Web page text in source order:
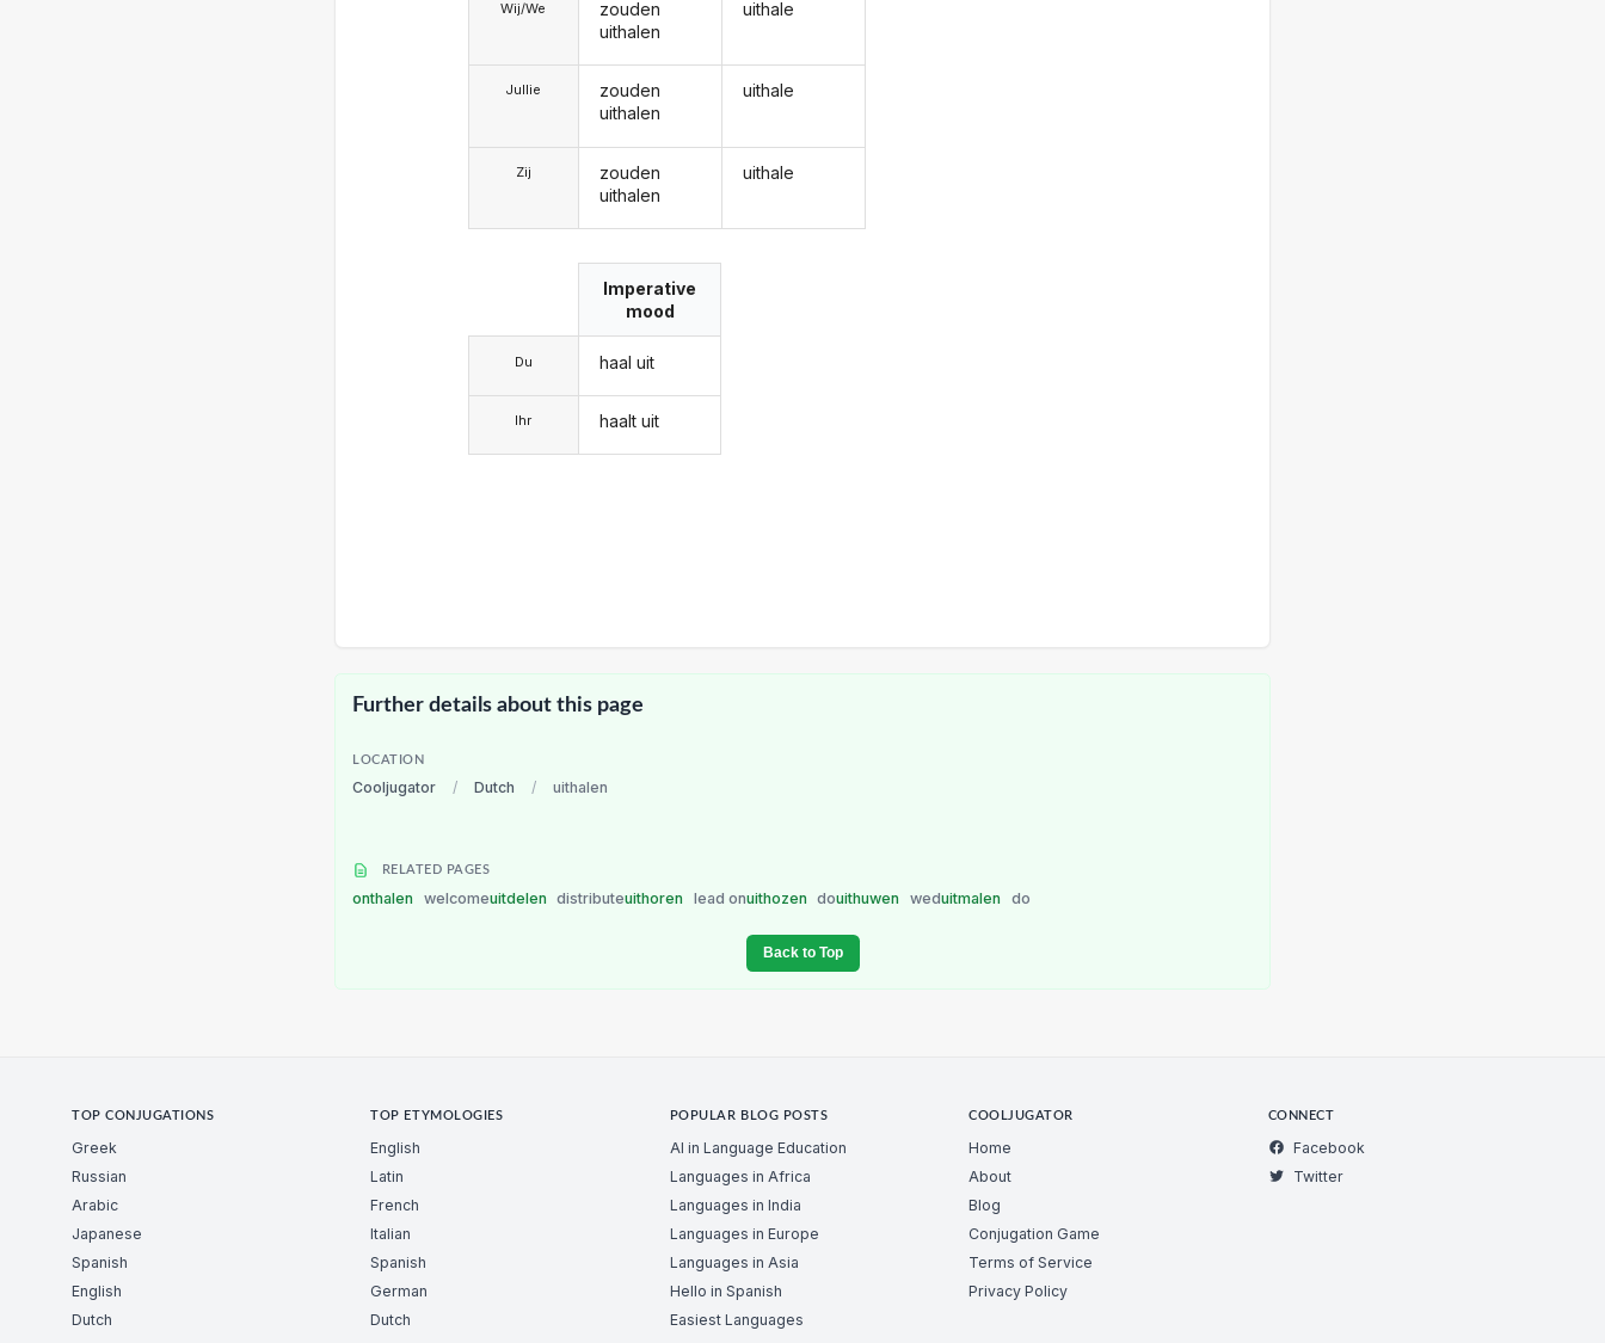
Wij/We
Jullie
Zij
zouden
uithalen
zouden
uithalen
zouden
uithalen
uithale
uithale
uithale
Du
Ihr
Imperative
mood
haal uit
haalt uit
Further details about this page
LOCATION
Cooljugator / Dutch / uithalen
RELATED PAGES
onthalen welcomeuitdelen distributeuithoren lead onuithozen douithuwen weduitmalen do
Back to Top
TOP CONJUGATIONS
Greek
Russian
Arabic
Japanese
Spanish
English
Dutch
TOP ETYMOLOGIES
English
Latin
French
Italian
Spanish
German
Dutch
POPULAR BLOG POSTS
AI in Language Education
Languages in Africa
Languages in India
Languages in Europe
Languages in Asia
Hello in Spanish
Easiest Languages
COOLJUGATOR
Home
About
Blog
Conjugation Game
Terms of Service
Privacy Policy
CONNECT
Facebook
Twitter